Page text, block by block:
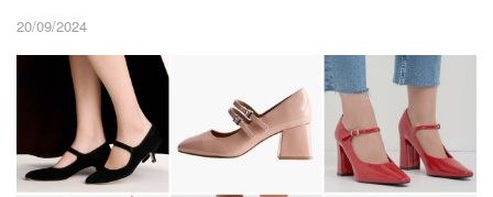
20/09/2024